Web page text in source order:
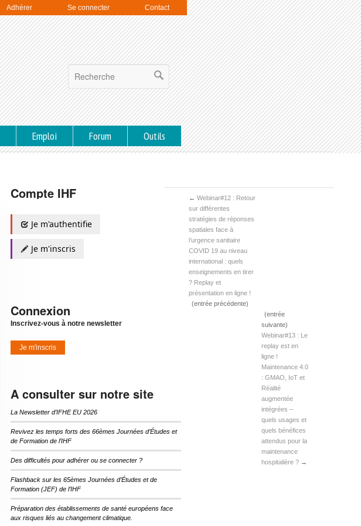
Adhérer Se connecter Contact
Emploi Forum Outils
Compte IHF
Je m'authentifie
Je m'inscris
Connexion
Inscrivez-vous à notre newsletter
Je m'inscris
A consulter sur notre site
La Newsletter d’IFHE EU 2026
Revivez les temps forts des 66èmes Journées d’Études et
de Formation de l’IHF
Des difficultés pour adhérer ou se connecter ?
Flashback sur les 65èmes Journées d’Études et de
Formation (JEF) de l’IHF
Préparation des établissements de santé européens face
aux risques liés au changement climatique.
←Webinar#12 : Retour
sur différentes
stratégies de réponses
spatiales face à
l’urgence sanitaire
COVID 19 au niveau
international : quels
enseignements en tirer
? Replay et
présentation en ligne !
(entrée précédente)
(entrée
suivante)
Webinar#13 : Le
replay est en
ligne !
Maintenance 4.0
: GMAO, IoT et
Réalité
augmentée
intégrées –
quels usages et
quels bénéfices
attendus pour la
maintenance
hospitalière ?→